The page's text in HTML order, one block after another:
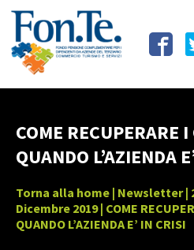
COME RECUPERARE
QUANDO L’AZIENDA
Torna alla home | Newsletter|
Dicembre 2019| COME
QUANDO L’AZIENDA E’ IN CRISI